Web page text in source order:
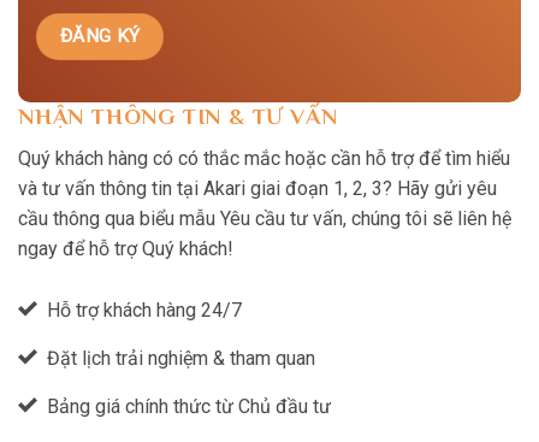
NHẬN THÔNG TIN & TƯ VẤN
Quý khách hàng có có thắc mắc hoặc cần hỗ trợ để tìm hiểu
và tư vấn thông tin tại Akari giai đoạn 1, 2, 3? Hãy gửi yêu
cầu thông qua biểu mẫu Yêu cầu tư vấn, chúng tôi sẽ liên hệ
ngay để hỗ trợ Quý khách!
Hỗ trợ khách hàng 24/7
Đặt lịch trải nghiệm & tham quan
Bảng giá chính thức từ Chủ đầu tư